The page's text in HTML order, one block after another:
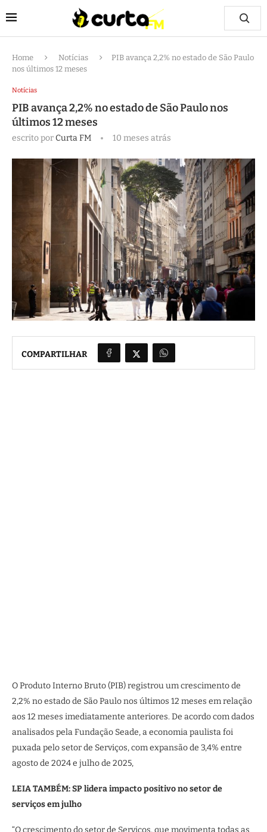
Home Notícias
PIB avança 2,2% no estado de São Paulo
nos últimos 12 meses
Notícias
PIB avança 2,2% no estado de São Paulo nos
últimos 12 meses
escrito porCurta FM 10 meses atrás
COMPARTILHAR
O Produto Interno Bruto (PIB) registrou um crescimento de
2,2% no estado de São Paulo nos últimos 12 meses em relação
aos 12 meses imediatamente anteriores. De acordo com dados
analisados pela Fundação Seade, a economia paulista foi
puxada pelo setor de Serviços, com expansão de 3,4% entre
agosto de 2024 e julho de 2025,
LEIA TAMBÉM: SP lidera impacto positivo no setor de
serviços em julho
“O crescimento do setor de Serviços, que movimenta todas as